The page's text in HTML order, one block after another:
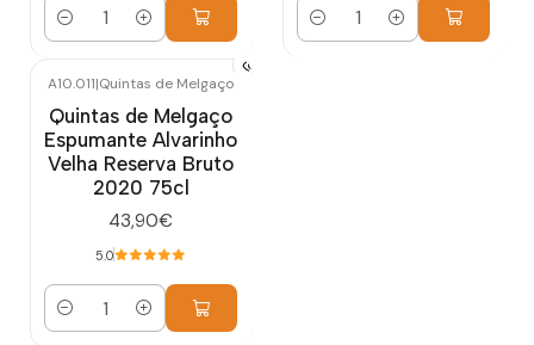
Quantidade Quantidade
A10.011|Quintas de Melgaço
Quintas de Melgaço
Espumante Alvarinho
Velha Reserva Bruto
2020 75cl
43,90€
5.0
Quantidade